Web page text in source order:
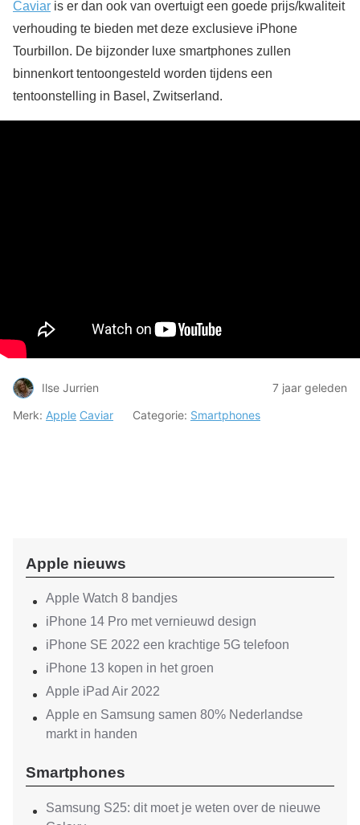
Caviar is er dan ook van overtuigt een goede prijs/kwaliteit
verhouding te bieden met deze exclusieve iPhone
Tourbillon. De bijzonder luxe smartphones zullen
binnenkort tentoongesteld worden tijdens een
tentoonstelling in Basel, Zwitserland.
Ilse Jurrien
7 jaar geleden
Merk: Apple Caviar Categorie: Smartphones
Apple nieuws
Apple Watch 8 bandjes
iPhone 14 Pro met vernieuwd design
iPhone SE 2022 een krachtige 5G telefoon
iPhone 13 kopen in het groen
Apple iPad Air 2022
Apple en Samsung samen 80% Nederlandse
markt in handen
Smartphones
Samsung S25: dit moet je weten over de nieuwe